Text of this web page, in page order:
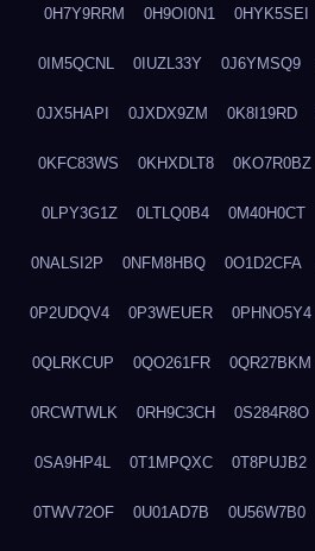
0H7Y9RRM 0H9OI0N1 0HYK5SEI
0IM5QCNL 0IUZL33Y 0J6YMSQ9
0JX5HAPI 0JXDX9ZM 0K8I19RD
0KFC83WS 0KHXDLT8 0KO7R0BZ
0LPY3G1Z 0LTLQ0B4 0M40H0CT
0NALSI2P 0NFM8HBQ 0O1D2CFA
0P2UDQV4 0P3WEUER 0PHNO5Y4
0QLRKCUP 0QO261FR 0QR27BKM
0RCWTWLK 0RH9C3CH 0S284R8O
0SA9HP4L 0T1MPQXC 0T8PUJB2
0TWV72OF 0U01AD7B 0U56W7B0